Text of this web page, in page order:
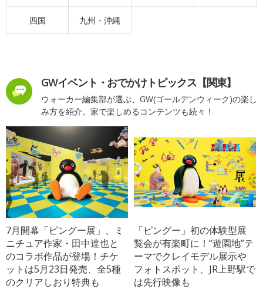
四国 九州・沖縄
GWイベント・おでかけトピックス【関東】
ウォーカー編集部が選ぶ、GW(ゴールデンウィーク)の楽し
み方を紹介。家で楽しめるコンテンツも続々！
7月開幕「ピングー展」、ミ
ニチュア作家・田中達也と
のコラボ作品が登場！チケ
ットは5月23日発売、全5種
のクリアしおり特典も
「ピングー」初の体験型展
覧会が有楽町に！“遊園地”テ
ーマでクレイモデル展示や
フォトスポット、JR上野駅で
は先行映像も